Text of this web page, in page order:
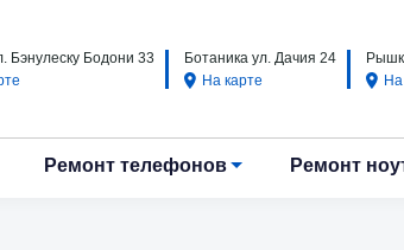
Бэнулеску Бодони 33
Ботаника ул. Дачия 24
На карте
На
Ремонт телефонов Ремонт